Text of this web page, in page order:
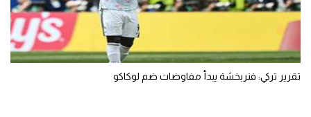
تقرير تركي: فنربخشة يبدأ مفاوضات ضم لوكاكو